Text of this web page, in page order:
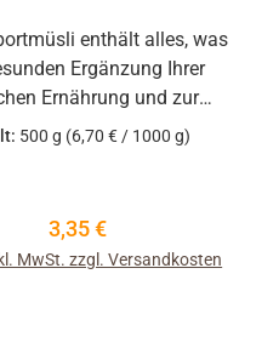
enthält alles, was
Ergänzung Ihrer
Ernährung und zur
der Leistung erforderlich
drauf ankommt.
500 g (6,70 € / 1000 g)
Regulärer Preis:
3,35 €
MwSt. zzgl. Versandkosten